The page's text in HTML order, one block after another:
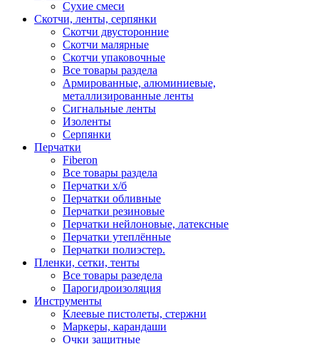
Сухие смеси
Скотчи, ленты, серпянки
Скотчи двусторонние
Скотчи малярные
Скотчи упаковочные
Все товары раздела
Армированные, алюминиевые,
металлизированные ленты
Сигнальные ленты
Изоленты
Серпянки
Перчатки
Fiberon
Все товары раздела
Перчатки х/б
Перчатки обливные
Перчатки резиновые
Перчатки нейлоновые, латексные
Перчатки утеплённые
Перчатки полиэстер.
Пленки, сетки, тенты
Все товары разедела
Парогидроизоляция
Инструменты
Клеевые пистолеты, стержни
Маркеры, карандаши
Очки защитные